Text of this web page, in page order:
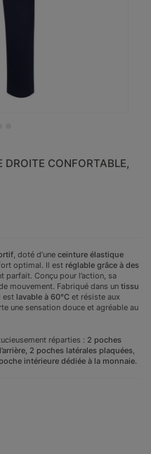
CONFORTABLE,
, doté d’une ceinture élastique
optimal. Il est réglable grâce à des
parfait. Conçu pour l’action, sa
mouvement. Fabriqué dans un tissu
est lavable à 60°C et résiste aux
une sensation douce et agréable au
réparties : 2 poches
2 poches latérales plaquées
intérieure dédiée à la monnaie.